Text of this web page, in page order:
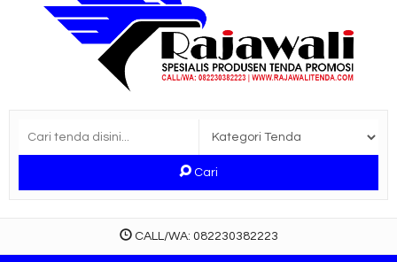
Cari
CALL/WA: 082230382223